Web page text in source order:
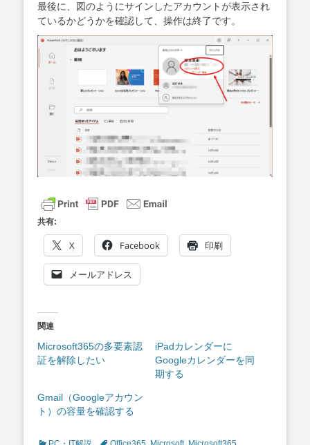
最後に、図のようにサインしたアカウントが表示され
ているかどうかを確認して、操作は終了です。
共有:
X Facebook 印刷
メールアドレス
関連
Microsoft365の多要素認
証を解除したい
iPadカレンダーに
Googleカレンダーを同
期する
Gmail（Googleアカウン
ト）の容量を確認する